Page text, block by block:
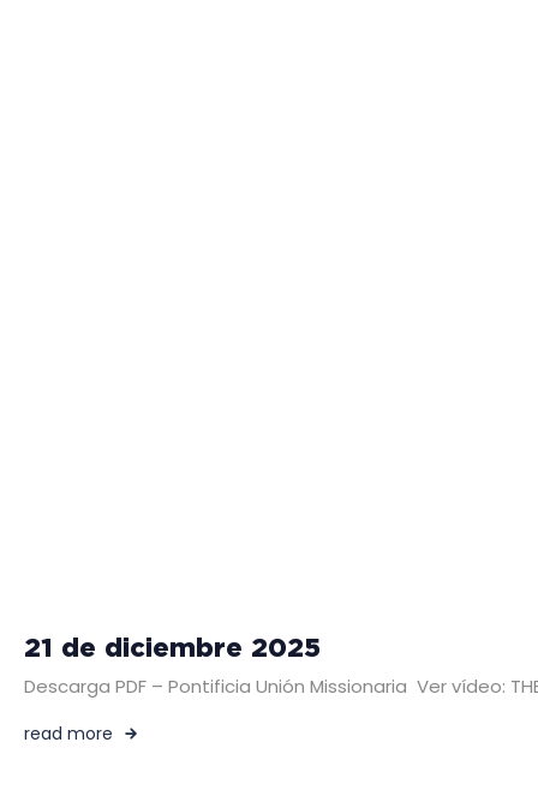
21 de diciembre 2025
Descarga PDF – Pontificia Unión Missionaria Ver vídeo:
read more